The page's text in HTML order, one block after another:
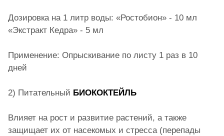
Дозировка на 1 литр воды: «Ростобион» - 10 мл
«Экстракт Кедра» - 5 мл
Применение: Опрыскивание по листу 1 раз в 10
дней
2) Питательный БИОКОКТЕЙЛЬ
Влияет на рост и развитие растений, а также
защищает их от насекомых и стресса (перепады